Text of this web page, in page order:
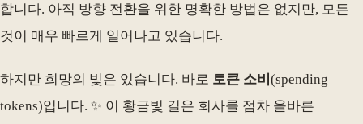
합니다. 아직 방향 전환을 위한 명확한 방법은 없지만, 모든
것이 매우 빠르게 일어나고 있습니다.
하지만 희망의 빛은 있습니다. 바로 토큰 소비 (spending
tokens)입니다. ✨ 이 황금빛 길은 회사를 점차 올바른